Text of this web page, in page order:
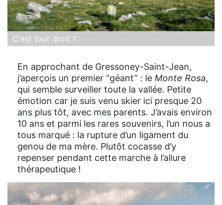
C'est tout droit ?
En approchant de Gressoney-Saint-Jean,
j’aperçois un premier “géant” : le Monte Rosa,
qui semble surveiller toute la vallée. Petite
émotion car je suis venu skier ici presque 20
ans plus tôt, avec mes parents. J’avais environ
10 ans et parmi les rares souvenirs, l’un nous a
tous marqué : la rupture d’un ligament du
genou de ma mère. Plutôt cocasse d’y
repenser pendant cette marche à l’allure
thérapeutique !